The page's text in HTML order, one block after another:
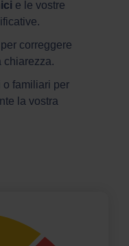
e le vostre
correggere
chiarezza.
o familiari per
la vostra